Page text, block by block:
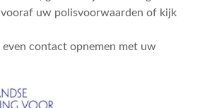
uw polisvoorwaarden of kijk
contact opnemen met uw